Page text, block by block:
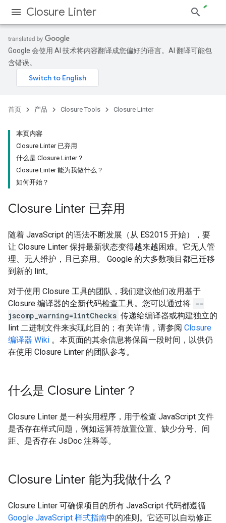
Closure Linter
Google 会使用 AI 技术将内容翻译成您偏好的语言。AI 翻译可能包
含错误。
首页 产品 Closure Tools Closure Linter
本页内容
Closure Linter 已弃用
什么是 Closure Linter？
Closure Linter 能为我做什么？
如何开始？
Closure Linter 已弃用
随着 JavaScript 的语法不断发展（从 ES2015 开始），要
让 Closure Linter 保持最新状态变得越来越困难。它无人管
理、无人维护，且已弃用。 Google 的大多数项目都已迁移
到新的 lint。
对于使用 Closure 工具的团队，我们建议他们改用基于
Closure 编译器的全新代码检查工具。您可以通过将 --
jscomp_warning=lintChecks 传递给编译器或构建独立的
lint 二进制文件来实现此目的；有关详情，请参阅 Closure
编译器 Wiki 。本页面的其余信息将保留一段时间，以供仍
在使用 Closure Linter 的团队参考。
什么是 Closure Linter？
Closure Linter 是一种实用程序，用于检查 JavaScript 文件
是否存在样式问题，例如运算符放置位置、缺少分号、间
距、是否存在 JsDoc 注释等。
Closure Linter 能为我做什么？
Closure Linter 可确保项目的所有 JavaScript 代码都遵循
Google JavaScript 样式指南中的准则。它还可以自动修正